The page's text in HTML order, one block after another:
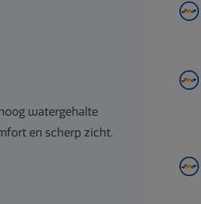
watergehalte
en scherp zicht.